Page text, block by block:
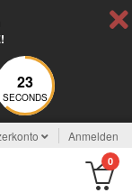
23
SECONDS
Anmelden
0